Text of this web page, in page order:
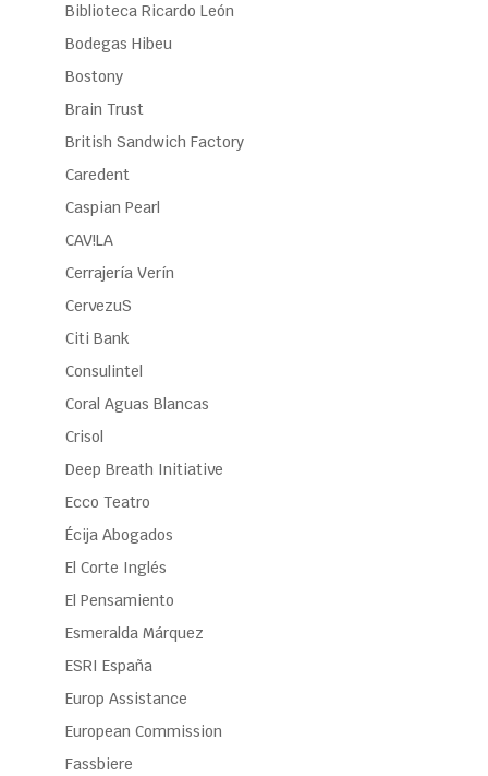
Biblioteca Ricardo León
Bodegas Hibeu
Bostony
Brain Trust
British Sandwich Factory
Caredent
Caspian Pearl
CAV!LA
Cerrajería Verín
CervezuS
Citi Bank
Consulintel
Coral Aguas Blancas
Crisol
Deep Breath Initiative
Ecco Teatro
Écija Abogados
El Corte Inglés
El Pensamiento
Esmeralda Márquez
ESRI España
Europ Assistance
European Commission
Fassbiere